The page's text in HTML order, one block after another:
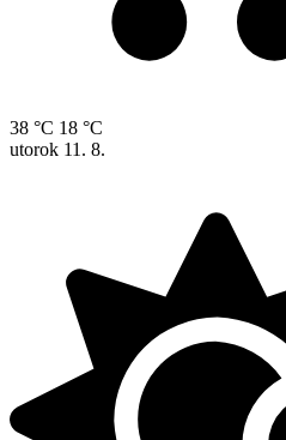
38 °C 18 °C
utorok 11. 8.